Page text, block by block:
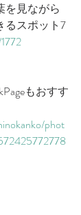
を見ながら
るスポット7
もおすす
phot